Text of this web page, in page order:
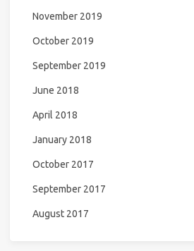
November 2019
October 2019
September 2019
June 2018
April 2018
January 2018
October 2017
September 2017
August 2017